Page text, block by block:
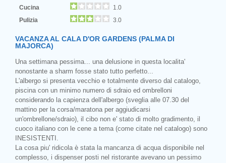
Cucina
1.0
Pulizia
3.0
VACANZA AL CALA D'OR GARDENS (PALMA DI
MAJORCA)
Una settimana pessima... una delusione in questa localita'
nonostante a sharm fosse stato tutto perfetto...
L'albergo si presenta vecchio e totalmente diverso dal catalogo,
piscina con un minimo numero di sdraio ed ombrelloni
considerando la capienza dell'albergo (sveglia alle 07.30 del
mattino per la corsa/maratona per aggiudicarsi
un'ombrellone/sdraio), il cibo non e' stato di molto gradimento, il
cuoco italiano con le cene a tema (come citate nel catalogo) sono
INESISTENTI.
La cosa piu' ridicola è stata la mancanza di acqua disponibile nel
complesso, i dispenser posti nel ristorante avevano un pessimo